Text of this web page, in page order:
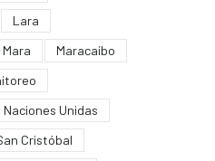
Lara
Mara
Maracaibo
Naciones Unidas
Cristóbal